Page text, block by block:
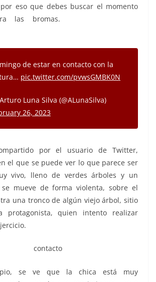
eso que debes buscar el momento
las bromas.
de estar en contacto con la
pic.twitter.com/pvwsGMBK0N
Luna Silva (@ALunaSilva)
26, 2023
por el usuario de Twitter,
el que se puede ver lo que parece ser
vivo, lleno de verdes árboles y un
mueve de forma violenta, sobre el
una tronco de algún viejo árbol, sitio
protagonista, quien intento realizar
se ve que la chica está muy